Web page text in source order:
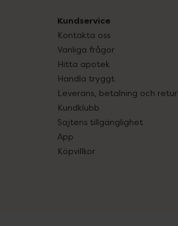
Kundservice
Kontakta oss
Vanliga frågor
Hitta apotek
Handla tryggt
Leverans, betalning och retur
Kundklubb
Sajtens tillgänglighet
App
Köpvillkor